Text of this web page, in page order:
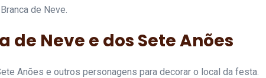
de Neve.
de Neve e dos Sete Anões
Anões e outros personagens para decorar o local da festa.